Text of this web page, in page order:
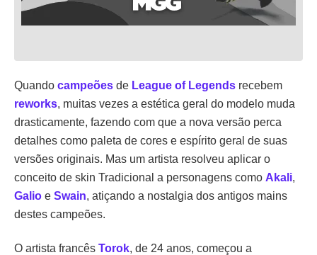
Quando campeões de League of Legends recebem
reworks, muitas vezes a estética geral do modelo muda
drasticamente, fazendo com que a nova versão perca
detalhes como paleta de cores e espírito geral de suas
versões originais. Mas um artista resolveu aplicar o
conceito de skin Tradicional a personagens como Akali,
Galio e Swain, atiçando a nostalgia dos antigos mains
destes campeões.
O artista francês Torok, de 24 anos, começou a